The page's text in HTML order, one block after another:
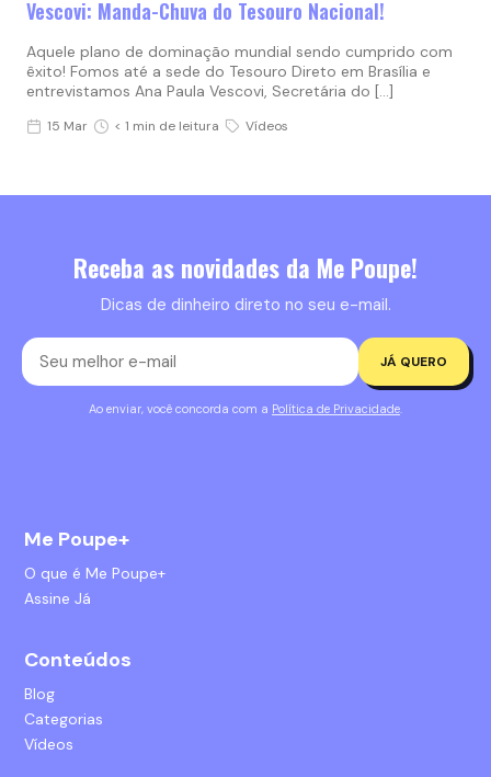
Vescovi: Manda-Chuva do Tesouro Nacional!
Aquele plano de dominação mundial sendo cumprido com
êxito! Fomos até a sede do Tesouro Direto em Brasília e
entrevistamos Ana Paula Vescovi, Secretária do […]
15 Mar < 1 min de leitura Vídeos
Receba as novidades da Me Poupe!
Dicas de dinheiro direto no seu e-mail.
JÁ QUERO
Ao enviar, você concorda com a Política de Privacidade
Me Poupe+
O que é Me Poupe+
Assine Já
Conteúdos
Blog
Categorias
Vídeos